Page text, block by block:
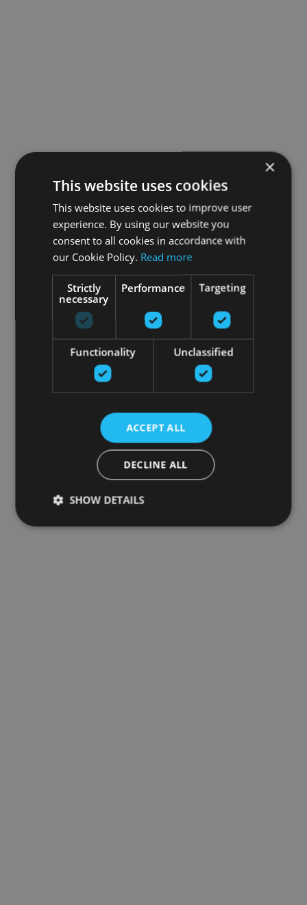
×
This website uses cookies
This website uses cookies to improve user
experience. By using our website you
consent to all cookies in accordance with
our Cookie Policy. Read more
Strictly
necessary
Performance Targeting
Functionality Unclassified
ACCEPT ALL
DECLINE ALL
SHOW DETAILS